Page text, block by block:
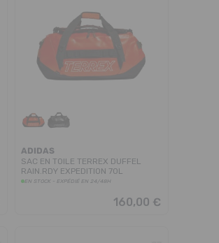
ADIDAS
SAC EN TOILE TERREX DUFFEL
RAIN.RDY EXPEDITION 70L
EN STOCK - EXPÉDIÉ EN 24/48H
160,00 €